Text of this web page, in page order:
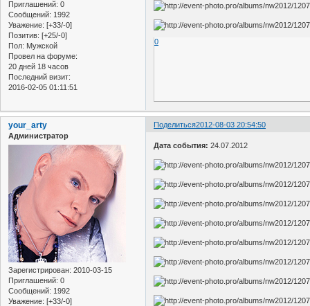
Приглашений: 0
Сообщений: 1992
Уважение: [+33/-0]
Позитив: [+25/-0]
Пол: Мужской
Провел на форуме:
20 дней 18 часов
Последний визит:
2016-02-05 01:11:51
0
Поделиться2012-08-03 20:54:50
your_arty
Администратор
Зарегистрирован: 2010-03-15
Приглашений: 0
Сообщений: 1992
Уважение: [+33/-0]
Дата события: 24.07.2012